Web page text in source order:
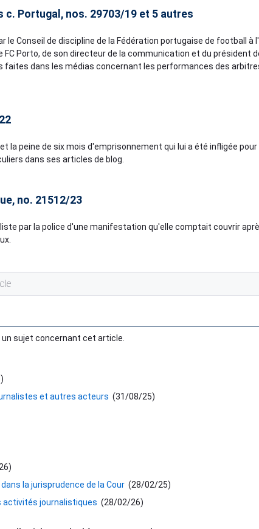
c. Portugal, nos. 29703/19 et 5 autres
le Conseil de discipline de la Fédération portugaise de football à
Porto, de son directeur de la communication et du président
faites dans les médias concernant les performances des
la peine de six mois d'emprisonnement qui lui a été infligée
dans ses articles de blog.
no. 21512/23
par la police d'une manifestation qu'elle comptait couvrir
sujet concernant cet article.
)
et autres acteurs (31/08/25)
)
la jurisprudence de la Cour (28/02/25)
activités journalistiques (28/02/26)